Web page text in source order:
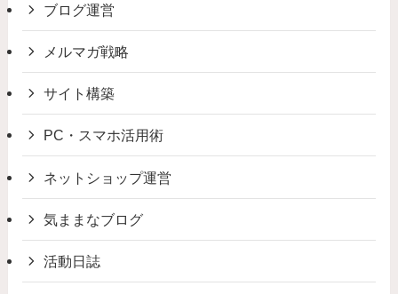
ブログ運営
メルマガ戦略
サイト構築
PC・スマホ活用術
ネットショップ運営
気ままなブログ
活動日誌